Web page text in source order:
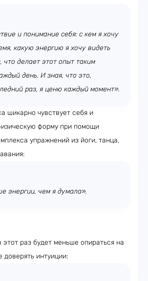
и понимание себя: с кем я хочу
какую энергию я хочу видеть
что делает этот опыт таким
день. И зная, что это,
раз, я ценю каждый момент».
шикарно чувствует себя и
форму при помощи
упражнений из йоги, танца,
энергии, чем я думала».
раз будет меньше опираться на
интуиции: